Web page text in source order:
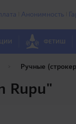
Анонимность
ФЕТИШ
Ручные
Rupu"